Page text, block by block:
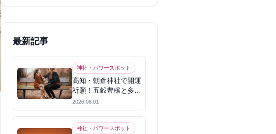
最新記事
神社・パワースポット
高知・朝倉神社で開運
祈願！五穀豊穣と多幸
を呼ぶパワースポット
2026.08.01
神社・パワースポット